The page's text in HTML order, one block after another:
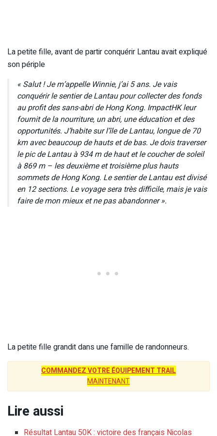
La petite fille, avant de partir conquérir Lantau avait expliqué
son périple
« Salut ! Je m’appelle Winnie, j’ai 5 ans. Je vais
conquérir le sentier de Lantau pour collecter des fonds
au profit des sans-abri de Hong Kong. ImpactHK leur
fournit de la nourriture, un abri, une éducation et des
opportunités. J’habite sur l’île de Lantau, longue de 70
km avec beaucoup de hauts et de bas. Je dois traverser
le pic de Lantau à 934 m de haut et le coucher de soleil
à 869 m – les deuxième et troisième plus hauts
sommets de Hong Kong. Le sentier de Lantau est divisé
en 12 sections. Le voyage sera très difficile, mais je vais
faire de mon mieux et ne pas abandonner ».
La petite fille grandit dans une famille de randonneurs.
COMMANDEZ VOTRE ÉQUIPEMENT TRAIL
MAINTENANT
Lire aussi
Résultat Lantau 50K : victoire des français Nicolas